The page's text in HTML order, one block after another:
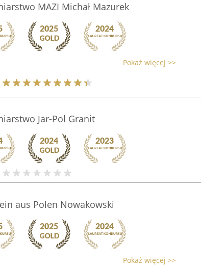
MAZI Michał Mazurek
Pokaż więcej >>
Jar-Pol Granit
aus Polen Nowakowski
Pokaż więcej >>